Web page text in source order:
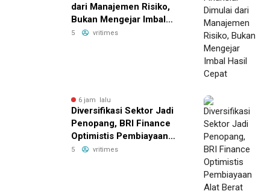
dari Manajemen Risiko,
Bukan Mengejar Imbal
Hasil Cepat
5 vritimes
6 jam lalu
Diversifikasi Sektor Jadi
Penopang, BRI Finance
Optimistis Pembiayaan
Alat Berat Berlanjut hingga
5 vritimes